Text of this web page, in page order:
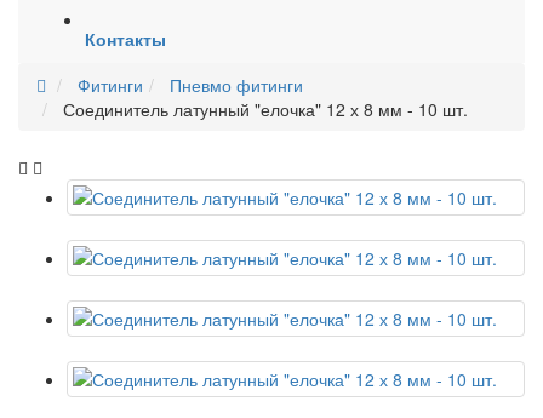
Контакты
Фитинги
Пневмо фитинги
Соединитель латунный "елочка" 12 х 8 мм - 10 шт.